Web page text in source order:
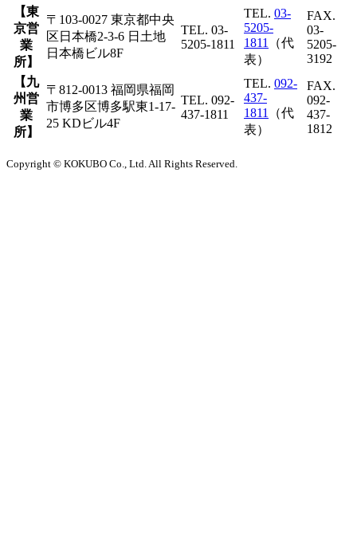
【東
京営
業
所】
〒103-0027 東京都中央
区日本橋2-3-6 日土地
日本橋ビル8F
TEL. 03-
5205-1811
TEL. 03-
5205-
1811
（代
表）
FAX.
03-
5205-
3192
【九
州営
業
所】
〒812-0013 福岡県福岡
市博多区博多駅東1-17-
25 KDビル4F
TEL. 092-
437-1811
TEL. 092-
437-
1811
（代
表）
FAX.
092-
437-
1812
Copyright © KOKUBO Co., Ltd. All Rights Reserved.